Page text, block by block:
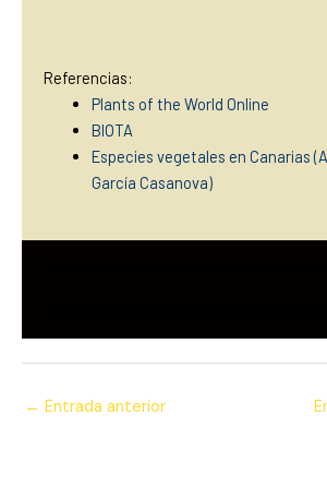
Referencias:
Plants of the World Online
BIOTA
Especies vegetales en Canarias
García Casanova)
← Entrada anterior